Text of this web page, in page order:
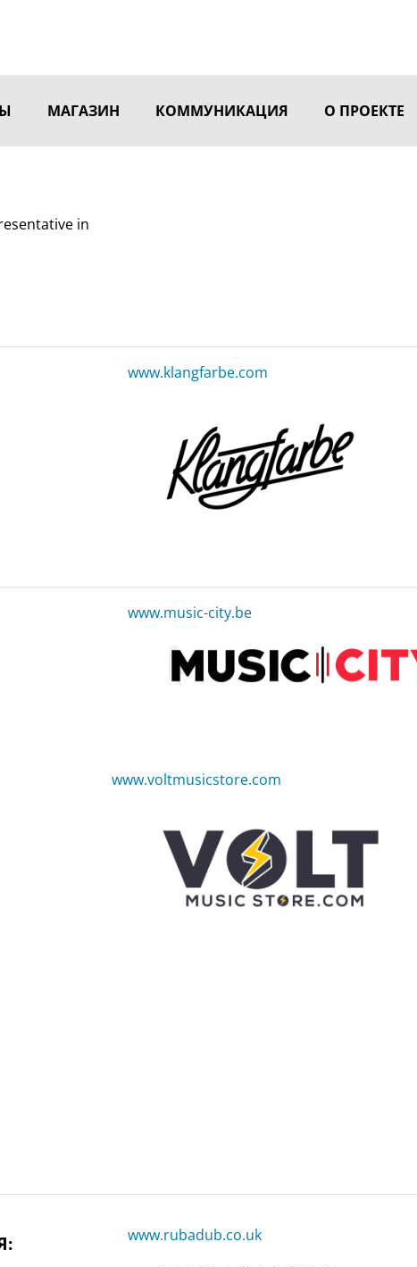
МАГАЗИН КОММУНИКАЦИЯ О ПРОЕКТЕ
in
www.klangfarbe.com
www.music-city.be
www.voltmusicstore.com
www.rubadub.co.uk